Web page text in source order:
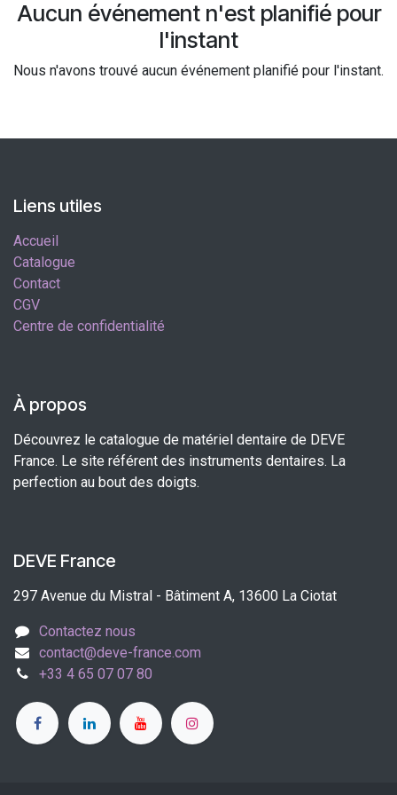
Aucun événement n'est planifié pour
l'instant
Nous n'avons trouvé aucun événement planifié pour l'instant.
Liens utiles
Accueil
Catalogue
Contact
CGV
Centre de confidentialité
À propos
Découvrez le catalogue de matériel dentaire de DEVE
France. Le site référent des instruments dentaires. La
perfection au bout des doigts.
DEVE France
297 Avenue du Mistral - Bâtiment A, 13600 La Ciotat
Contactez nous
contact@deve-france.com
+33 4 65 07 07 80